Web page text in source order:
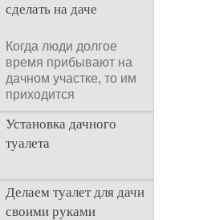
сделать на даче
Когда люди долгое
время прибывают на
дачном участке, то им
приходится
подстраивать все
условия
Установка дачного
туалета
Наличие туалета на
даче не является
необходимостью для
Делаем туалет для дачи
своими руками